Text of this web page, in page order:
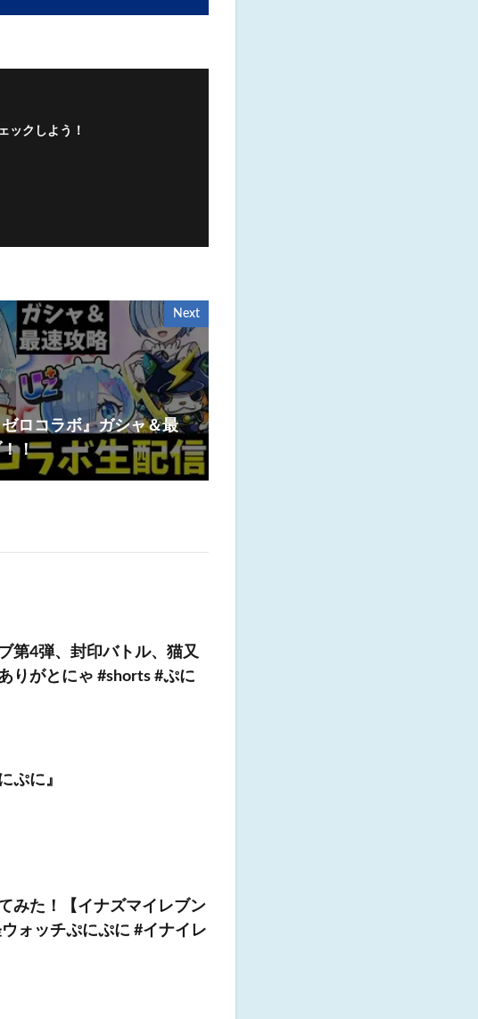
ックしよう！
Next
ロコラボ』ガシャ＆最
！
第4弾、封印バトル、猫又
りがとにゃ #shorts #ぷに
ぷに』
みた！【イナズマイレブン
ォッチぷにぷに #イナイレ